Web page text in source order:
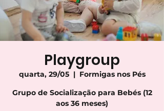
Playgroup
quarta, 29/05
  |
Formigas nos Pés
Grupo de Socialização para Bebés (12
aos 36 meses)